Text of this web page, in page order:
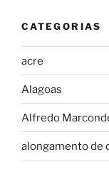
CATEGORIAS
acre
Alagoas
Alfredo
alongamento de